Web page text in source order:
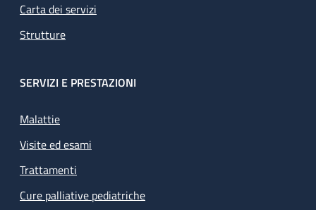
Carta dei servizi
Strutture
SERVIZI E PRESTAZIONI
Malattie
Visite ed esami
Trattamenti
Cure palliative pediatriche